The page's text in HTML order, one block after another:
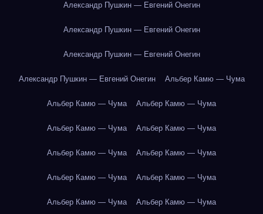
Александр Пушкин — Евгений Онегин
Александр Пушкин — Евгений Онегин
Александр Пушкин — Евгений Онегин
Александр Пушкин — Евгений Онегин Альбер Камю — Чума
Альбер Камю — Чума Альбер Камю — Чума
Альбер Камю — Чума Альбер Камю — Чума
Альбер Камю — Чума Альбер Камю — Чума
Альбер Камю — Чума Альбер Камю — Чума
Альбер Камю — Чума Альбер Камю — Чума